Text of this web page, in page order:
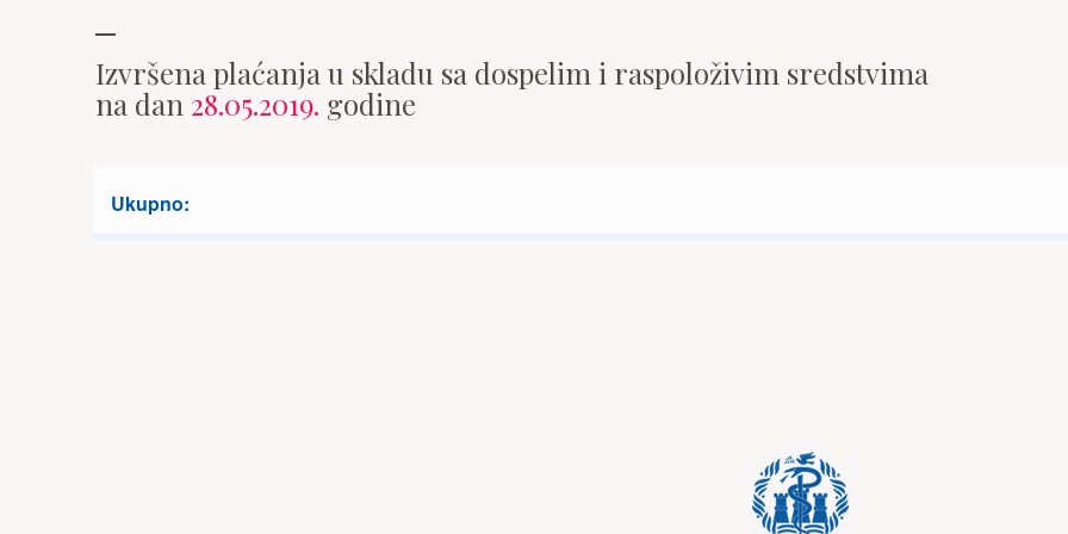
Izvršena plaćanja u skladu sa dospelim i raspoloživim sredstvima
na dan 28.05.2019. godine
Ukupno: